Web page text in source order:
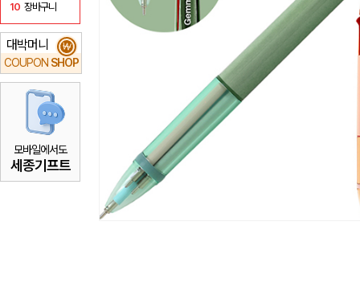
10 장바구니
대박머니
COUPON SHOP
₩
모바일에서도
세종기프트